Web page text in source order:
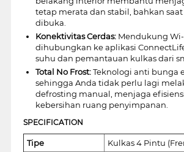
tetap merata dan stabil, bahkan
dibuka.
Konektivitas Cerdas:Mendukung
dihubungkan ke aplikasi
suhu dan pemantauan kulkas dari
Total No Frost:Teknologi anti bunga
sehingga Anda tidak perlu lagi
defrosting manual, menjaga
kebersihan ruang penyimpanan.
SPECIFICATION
Tipe Kulkas 4 Pintu